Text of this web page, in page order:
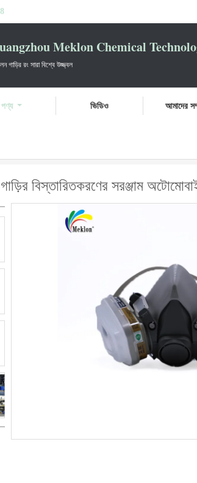
Meklon Chemical
গাড়ির রং সারা বিশ্বে উজ্জ্বল
পণ্য ভিডিও আমাদের
বিস্তারিতকরণের সরঞ্জাম